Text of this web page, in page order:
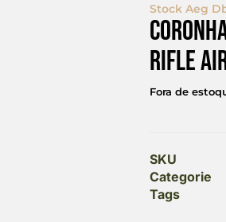
Stock Aeg
Rifle
Fora de
SKU
Categorie
Tags